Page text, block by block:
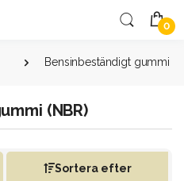
0
Bensinbeständigt gummi
(NBR)
Sortera efter